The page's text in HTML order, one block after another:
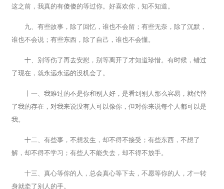
这之前，我真的有傻傻的等过你。好喜欢你，知不知道。
九、有些故事，除了回忆，谁也不会留；有些无奈，除了沉默，
谁也不会说；有些东西，除了自己，谁也不会懂。
十、别等伤了再去安慰，别等离开了才知道珍惜。有时候，错过
了现在，就永远永远的没机会了。
十一、我难过的不是你和别人好，是看到别人那么容易，就代替
了我的存在，对我来说没有人可以像你，但对你来说每个人都可以是
我。
十二、有些事，不想发生，却不得不接受；有些东西，不想了
解，却不得不学习；有些人不能失去，却不得不放手。
十三、真心等你的人，总会真心等下去，不愿等你的人，才一转
身就牵了别人的手。